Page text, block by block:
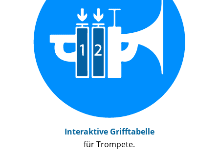
Interaktive Grifftabelle
für Trompete.